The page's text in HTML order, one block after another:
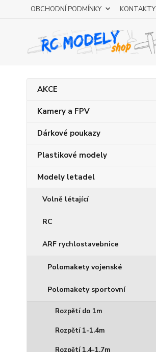
OBCHODNÍ PODMÍNKY KONTAKTY
AKCE
Kamery a FPV
Dárkové poukazy
Plastikové modely
Modely letadel
Volně létající
RC
ARF rychlostavebnice
Polomakety vojenské
Polomakety sportovní
Rozpětí do 1m
Rozpětí 1-1.4m
Rozpětí 1,4-1,7m